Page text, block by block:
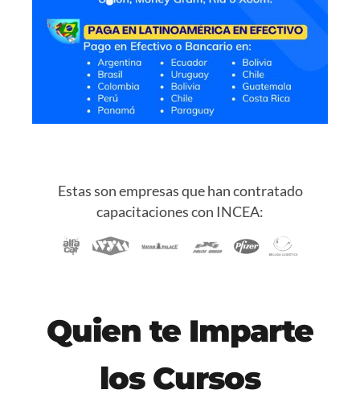
Estas son empresas que han contratado
capacitaciones con INCEA:
Quien te Imparte
los Cursos